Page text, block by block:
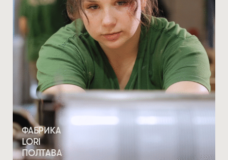
ФАБРИКА
LORI
ПОЛТАВА